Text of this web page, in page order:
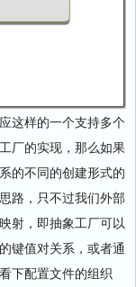
这样的一个支持多个
厂的实现，那么如果
的不同的创建形式的
路，只不过我们外部
射，即抽象工厂可以
键值对关系，或者通
下配置文件的组织